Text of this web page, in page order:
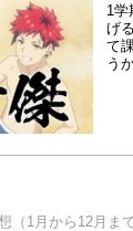
1学
げ
て
う
（1月から12月ま